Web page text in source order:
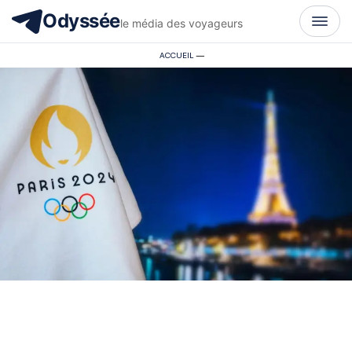
Odysséele média des voyageurs
ACCUEIL —